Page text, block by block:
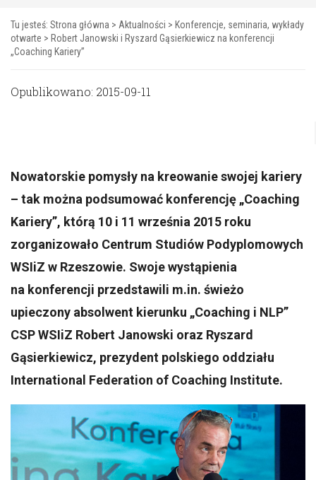
Tu jesteś: Strona główna > Aktualności > Konferencje, seminaria, wykłady
otwarte > Robert Janowski i Ryszard Gąsierkiewicz na konferencji
„Coaching Kariery”
Opublikowano: 2015-09-11
Nowatorskie pomysły na kreowanie swojej kariery
– tak można podsumować konferencję „Coaching
Kariery”, którą 10 i 11 września 2015 roku
zorganizowało Centrum Studiów Podyplomowych
WSIiZ w Rzeszowie. Swoje wystąpienia
na konferencji przedstawili m.in. świeżo
upieczony absolwent kierunku „Coaching i NLP”
CSP WSIiZ Robert Janowski oraz Ryszard
Gąsierkiewicz, prezydent polskiego oddziału
International Federation of Coaching Institute.